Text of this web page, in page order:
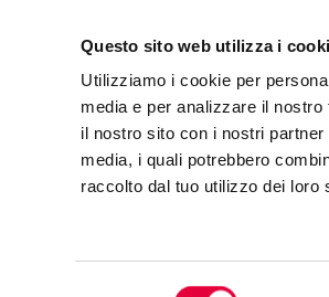
Questo sito web utilizza i
Utilizziamo i cookie per
media e per analizzare il
il nostro sito con i nostri
media, i quali potrebbero
raccolto dal tuo utilizzo dei
VISITAESPONIBUYERS